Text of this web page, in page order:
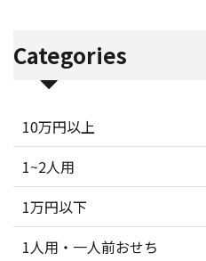
Categories
10万円以上
1~2人用
1万円以下
1人用・一人前おせち